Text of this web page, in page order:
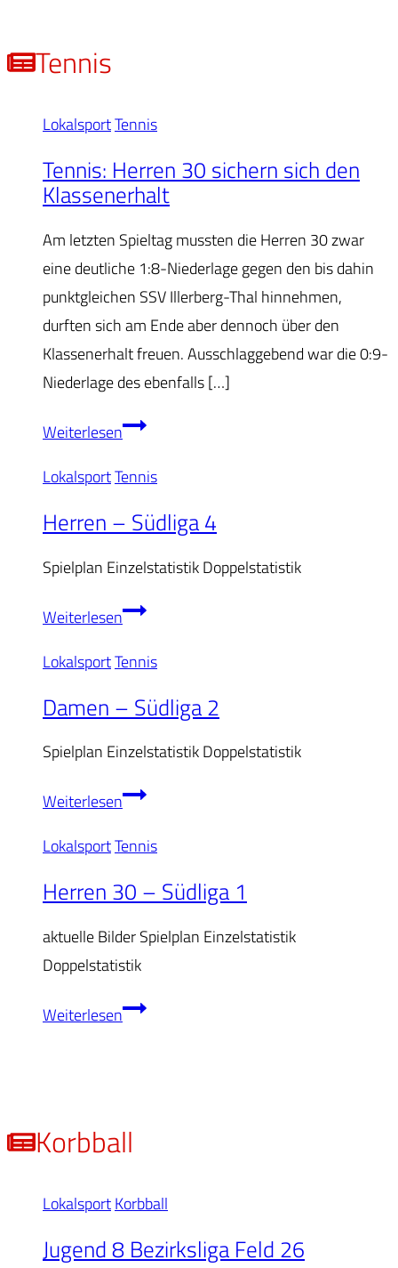
Tennis
LokalsportTennis
Tennis: Herren 30 sichern sich den
Klassenerhalt
Am letzten Spieltag mussten die Herren 30 zwar
eine deutliche 1:8-Niederlage gegen den bis dahin
punktgleichen SSV Illerberg-Thal hinnehmen,
durften sich am Ende aber dennoch über den
Klassenerhalt freuen. Ausschlaggebend war die 0:9-
Niederlage des ebenfalls […]
WeiterlesenTennis:
30
sichern
sich
den
LokalsportTennis
Herren – Südliga 4
Spielplan Einzelstatistik Doppelstatistik
WeiterlesenHerren
Südliga
LokalsportTennis
Damen – Südliga 2
Spielplan Einzelstatistik Doppelstatistik
WeiterlesenDamen
Südliga
2
LokalsportTennis
Herren 30 – Südliga 1
aktuelle Bilder Spielplan Einzelstatistik
Doppelstatistik
WeiterlesenHerren
Korbball
LokalsportKorbball
Jugend 8 Bezirksliga Feld 26